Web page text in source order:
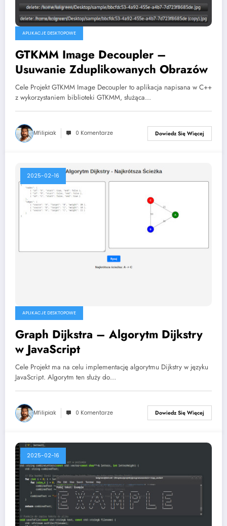
APLIKACJE DESKTOPOWE
GTKMM Image Decoupler –
Usuwanie Zduplikowanych Obrazów
Cele Projekt GTKMM Image Decoupler to aplikacja napisana w C++
z wykorzystaniem biblioteki GTKMM, służąca…
Mfilipiak 0 Komentarze Dowiedz Się Więcej
2025-02-16
APLIKACJE DESKTOPOWE
Graph Dijkstra – Algorytm Dijkstry
w JavaScript
Cele Projekt ma na celu implementację algorytmu Dijkstry w języku
JavaScript. Algorytm ten służy do…
Mfilipiak 0 Komentarze Dowiedz Się Więcej
2025-02-16